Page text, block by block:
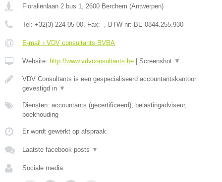
Floraliënlaan 2 bus 1, 2600 Berchem (Antwerpen)
Tel: +32(3) 224 05 00, Fax: -, BTW-nr: BE 0844.255.930
E-mail › VDV consultants BVBA
Website: http://www.vdvconsultants.be Screenshot ▼
VDV Consultants is een gespecialiseerd accountantskantoor
gevestigd in ▼
Diensten: accountants (gecertificeerd), belastingadviseur,
boekhouding
Er wordt gewerkt op afspraak.
Laatste facebook posts ▼
Sociale media: